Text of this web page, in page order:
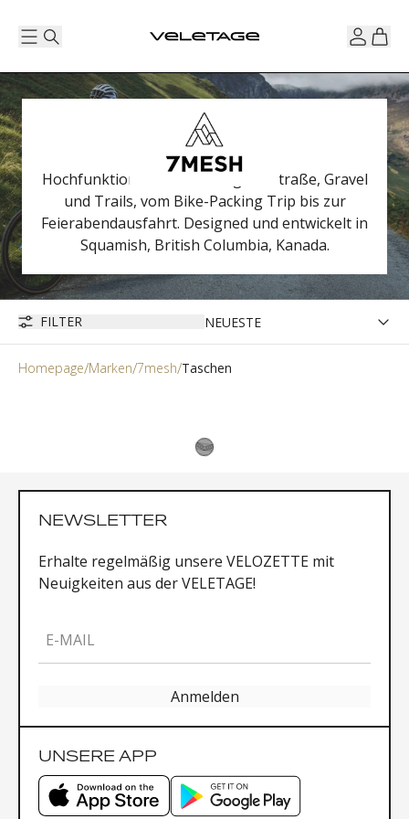
Hochfunktionelle Bekleidung für Straße, Gravel
und Trails, vom Bike-Packing Trip bis zur
Feierabendausfahrt. Designed und entwickelt in
Squamish, British Columbia, Kanada.
FILTER
Homepage Marken 7mesh Taschen
NEWSLETTER
Erhalte regelmäßig unsere VELOZETTE mit
Neuigkeiten aus der VELETAGE!
E-MAIL
Anmelden
UNSERE APP